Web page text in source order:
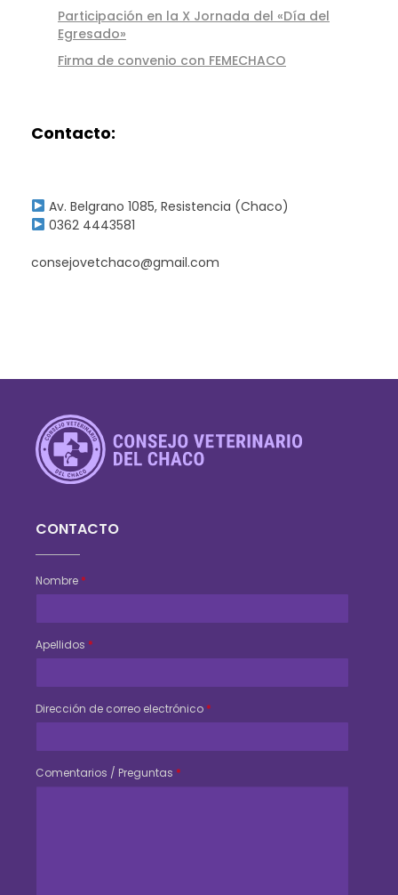
Participación en la X Jornada del «Día del
Egresado»
Firma de convenio con FEMECHACO
Contacto:
Av. Belgrano 1085, Resistencia (Chaco)
0362 4443581
consejovetchaco@gmail.com
CONTACTO
Nombre *
Apellidos *
Dirección de correo electrónico *
Comentarios / Preguntas *